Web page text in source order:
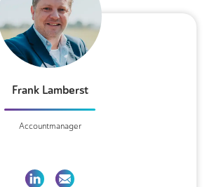
Frank Lamberst
Accountmanager